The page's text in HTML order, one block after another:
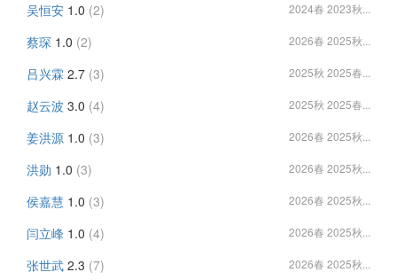
吴恒安 1.0 (2) 2024春 2023秋...
蔡琛 1.0 (2) 2026春 2025秋...
吕兴霖 2.7 (3) 2025秋 2025春...
赵云波 3.0 (4) 2025秋 2025春...
姜洪源 1.0 (3) 2026春 2025秋...
洪勋 1.0 (3) 2026春 2025秋...
侯嘉慧 1.0 (3) 2026春 2025秋...
闫立峰 1.0 (4) 2026春 2025秋...
张世武 2.3 (7) 2026春 2025秋...